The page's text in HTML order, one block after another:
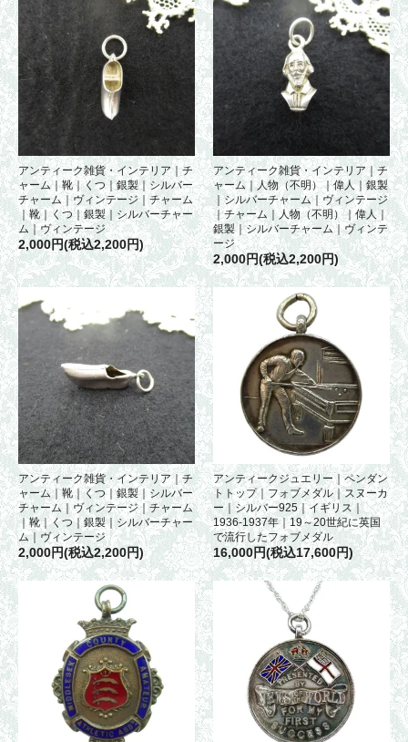
アンティーク雑貨・インテリア｜チ
ャーム｜靴｜くつ｜銀製｜シルバー
チャーム｜ヴィンテージ｜チャーム
｜靴｜くつ｜銀製｜シルバーチャー
ム｜ヴィンテージ
2,000円(税込2,200円)
アンティーク雑貨・インテリア｜チ
ャーム｜人物（不明）｜偉人｜銀製
｜シルバーチャーム｜ヴィンテージ
｜チャーム｜人物（不明）｜偉人｜
銀製｜シルバーチャーム｜ヴィンテ
ージ
2,000円(税込2,200円)
アンティーク雑貨・インテリア｜チ
ャーム｜靴｜くつ｜銀製｜シルバー
チャーム｜ヴィンテージ｜チャーム
｜靴｜くつ｜銀製｜シルバーチャー
ム｜ヴィンテージ
2,000円(税込2,200円)
アンティークジュエリー｜ペンダン
トトップ｜フォブメダル｜スヌーカ
ー｜シルバー925｜イギリス｜
1936-1937年｜19～20世紀に英国
で流行したフォブメダル
16,000円(税込17,600円)